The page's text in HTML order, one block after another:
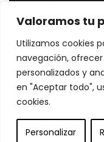
Valoramos tu
Utilizamos cookies
navegación,
personalizados y
en "Aceptar todo",
cookies.
Personalizar
Divulgación:
Asociados de
publicidad de
un medio para
y sitios afiliados.
©